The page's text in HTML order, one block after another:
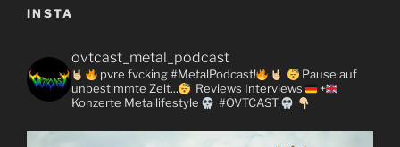
INSTA
ovtcast_metal_podcast
pvre fvcking #MetalPodcast!
Pause auf
unbestimmte Zeit...
Reviews Interviews
+
Konzerte Metallifestyle #OVTCAST